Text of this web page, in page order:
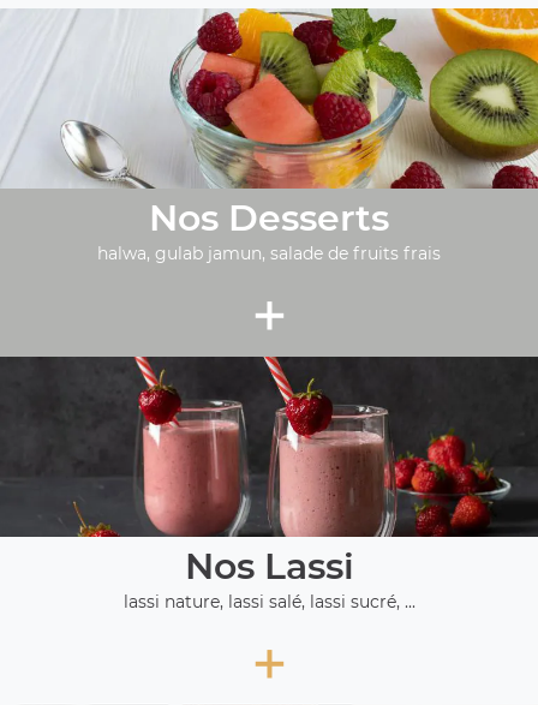
Nos Desserts
halwa, gulab jamun, salade de fruits frais
+
Nos Lassi
lassi nature, lassi salé, lassi sucré, ...
+